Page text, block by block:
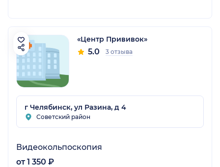
«Центр Прививок»
5.0 3 отзыва
г Челябинск, ул Разина, д 4
Советский район
Видеокольпоскопия
от 1 350 ₽